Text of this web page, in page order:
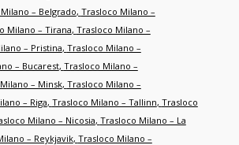
– Belgrado, Trasloco Milano –
Milano – Tirana, Trasloco Milano –
– Pristina, Trasloco Milano –
– Bucarest, Trasloco Milano –
– Minsk, Trasloco Milano –
– Riga, Trasloco Milano – Tallinn, Trasloco
Milano – Nicosia, Trasloco Milano – La
– Reykjavik, Trasloco Milano –